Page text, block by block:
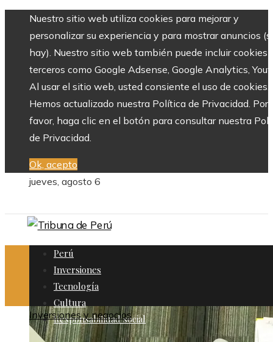
Nuestro sitio web utiliza cookies para mejorar y
personalizar su experiencia y para mostrar anuncios
hay). Nuestro sitio web también puede incluir cookies
terceros como Google Adsense, Google Analytics,
Al usar el sitio web, usted consiente el uso de cookies.
Hemos actualizado nuestra Política de Privacidad. Por
favor, haga clic en el botón para consultar nuestra
de Privacidad.
Ok, acepto
jueves, agosto 6
Perú
Inversiones
Tecnología
Cultura
Responsabilidad social
Inversiones y negocios